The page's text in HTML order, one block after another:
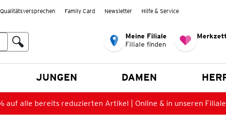
Qualitätsversprechen Family Card Newsletter Hilfe & Service
Meine Filiale
Filiale finden
JUNGEN DAMEN
auf alle bereits reduzierten Artikel | Online & in unseren